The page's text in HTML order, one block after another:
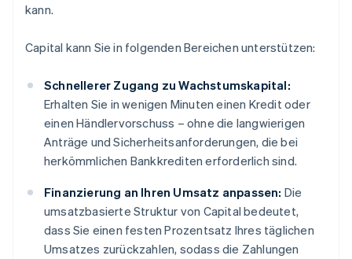
kann.
Capital kann Sie in folgenden Bereichen unterstützen:
Schnellerer Zugang zu Wachstumskapital:
Erhalten Sie in wenigen Minuten einen Kredit oder
einen Händlervorschuss – ohne die langwierigen
Anträge und Sicherheitsanforderungen, die bei
herkömmlichen Bankkrediten erforderlich sind.
Finanzierung an Ihren Umsatz anpassen: Die
umsatzbasierte Struktur von Capital bedeutet,
dass Sie einen festen Prozentsatz Ihres täglichen
Umsatzes zurückzahlen, sodass die Zahlungen